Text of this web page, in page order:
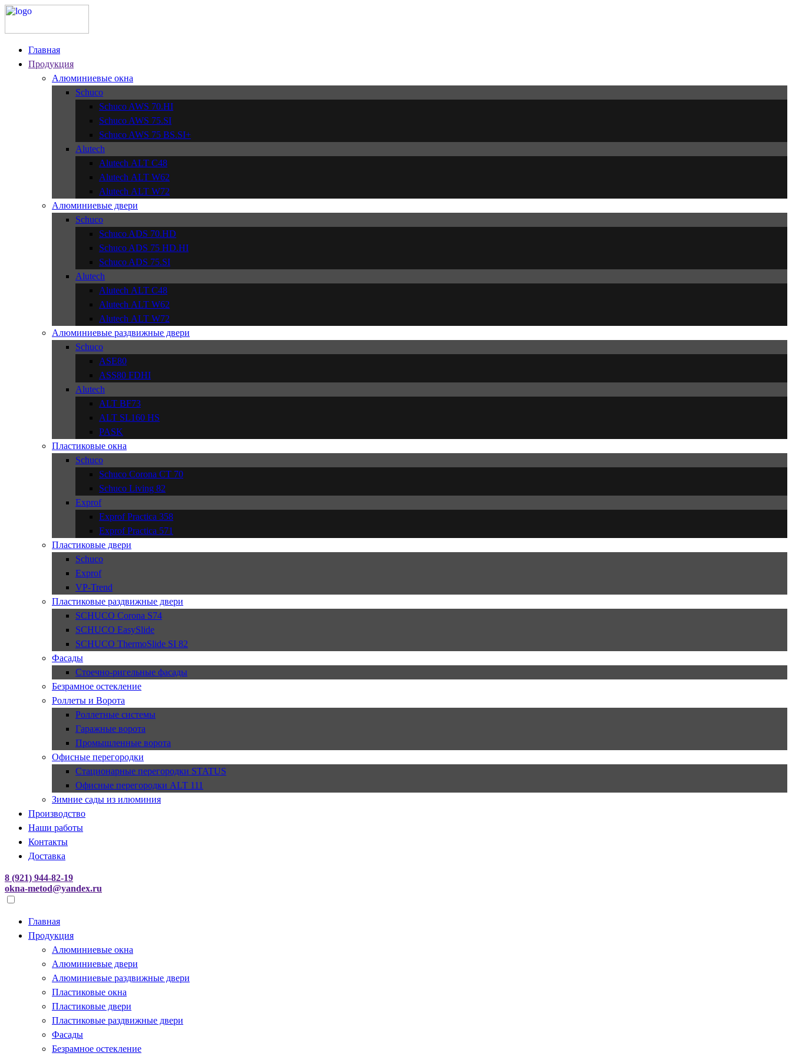
Главная
Продукция
Алюминиевые окна
Schuco
Schuco AWS 70.HI
Schuco AWS 75.SI
Schuco AWS 75 BS.SI+
Alutech
Alutech АLT C48
Alutech АLT W62
Alutech АLT W72
Алюминиевые двери
Schuco
Schuco ADS 70.HD
Schuco ADS 75 HD.HI
Schuco ADS 75.SI
Alutech
Alutech АLT C48
Alutech АLT W62
Alutech АLT W72
Алюминиевые раздвижные двери
Schuco
ASE80
ASS80 FDHI
Alutech
ALT BF73
ALT SL160 HS
PASK
Пластиковые окна
Schuco
Schuco Corona CT 70
Schuco Living 82
Exprof
Exprof Practica 358
Exprof Practica 571
Пластиковые двери
Schuco
Exprof
VP-Trend
Пластиковые раздвижные двери
SCHUCO Corona S74
SCHUCO EasySlide
SCHUCO ThermoSlide SI 82
Фасады
Стоечно-ригельные фасады
Безрамное остекление
Роллеты и Ворота
Роллетные системы
Гаражные ворота
Промышленные ворота
Офисные перегородки
Стационарные перегородки STATUS
Офисные перегородки ALT 111
Зимние сады из илюминия
Производство
Наши работы
Контакты
Доставка
8 (921) 944-82-19
okna-metod@yandex.ru
Главная
Продукция
Алюминиевые окна
Алюминиевые двери
Алюминиевые раздвижные двери
Пластиковые окна
Пластиковые двери
Пластиковые раздвижные двери
Фасады
Безрамное остекление